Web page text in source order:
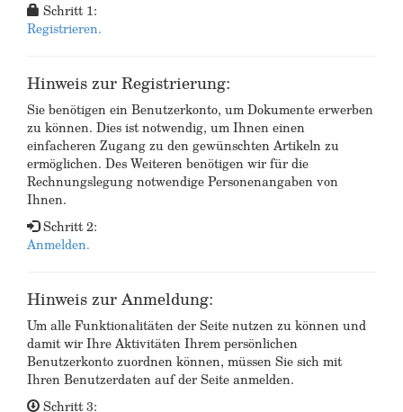
Schritt 1:
Registrieren.
Hinweis zur Registrierung:
Sie benötigen ein Benutzerkonto, um Dokumente erwerben
zu können. Dies ist notwendig, um Ihnen einen
einfacheren Zugang zu den gewünschten Artikeln zu
ermöglichen. Des Weiteren benötigen wir für die
Rechnungslegung notwendige Personenangaben von
Ihnen.
Schritt 2:
Anmelden.
Hinweis zur Anmeldung:
Um alle Funktionalitäten der Seite nutzen zu können und
damit wir Ihre Aktivitäten Ihrem persönlichen
Benutzerkonto zuordnen können, müssen Sie sich mit
Ihren Benutzerdaten auf der Seite anmelden.
Schritt 3: